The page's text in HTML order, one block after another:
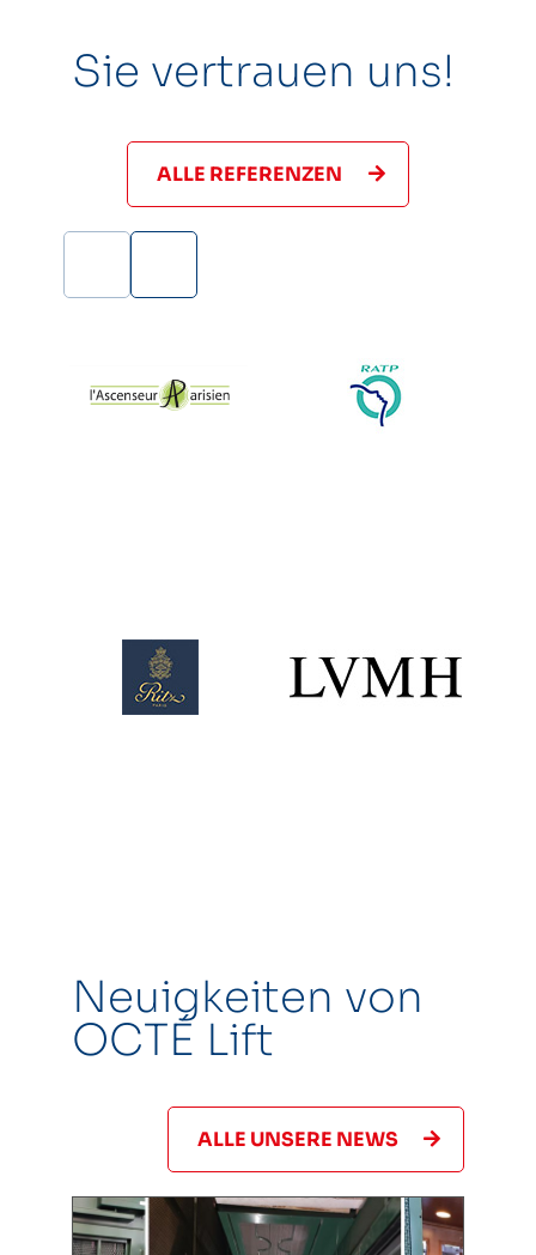
Sie vertrauen uns!
ALLE REFERENZEN
Neuigkeiten von
OCTÉ Lift
ALLE UNSERE NEWS